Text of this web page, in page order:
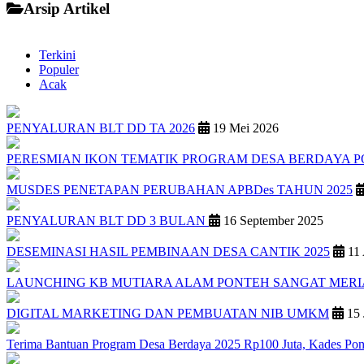
Arsip Artikel
Terkini
Populer
Acak
PENYALURAN BLT DD TA 2026 19 Mei 2026
PERESMIAN IKON TEMATIK PROGRAM DESA BERDAYA
MUSDES PENETAPAN PERUBAHAN APBDes TAHUN 2025
PENYALURAN BLT DD 3 BULAN 16 September 2025
DESEMINASI HASIL PEMBINAAN DESA CANTIK 2025 11
LAUNCHING KB MUTIARA ALAM PONTEH SANGAT
DIGITAL MARKETING DAN PEMBUATAN NIB UMKM 15
Terima Bantuan Program Desa Berdaya 2025 Rp100 Juta, Kades